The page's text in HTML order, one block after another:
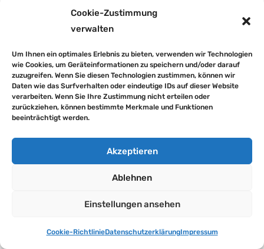
Cookie-Zustimmung
verwalten
Um Ihnen ein optimales Erlebnis zu bieten, verwenden wir Technologien
wie Cookies, um Geräteinformationen zu speichern und/oder darauf
zuzugreifen. Wenn Sie diesen Technologien zustimmen, können wir
Daten wie das Surfverhalten oder eindeutige IDs auf dieser Website
verarbeiten. Wenn Sie Ihre Zustimmung nicht erteilen oder
zurückziehen, können bestimmte Merkmale und Funktionen
beeinträchtigt werden.
Akzeptieren
Ablehnen
Einstellungen ansehen
Cookie-RichtlinieDatenschutzerklärungImpressum
Datum:
25. August 2025
Schulanmeldung Schulanmeldung
►ZURÜCK ZUR STARTSEITE
Datenschutzerklärung